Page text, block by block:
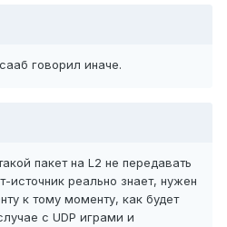
говорил иначе.
пакет на L2 не передавать
источник реально знает, нужен
к тому моменту, как будет
с UDP играми и